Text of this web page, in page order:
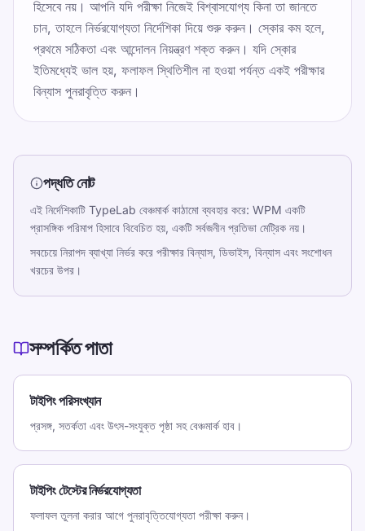
হিসেবে নয়। আপনি যদি পরীক্ষা নিজেই বিশ্বাসযোগ্য কিনা তা জানতে
চান, তাহলে নির্ভরযোগ্যতা নির্দেশিকা দিয়ে শুরু করুন। স্কোর কম হলে,
প্রথমে সঠিকতা এবং আন্দোলন নিয়ন্ত্রণ শক্ত করুন। যদি স্কোর
ইতিমধ্যেই ভাল হয়, ফলাফল স্থিতিশীল না হওয়া পর্যন্ত একই পরীক্ষার
বিন্যাস পুনরাবৃত্তি করুন।
পদ্ধতি নোট
এই নির্দেশিকাটি TypeLab বেঞ্চমার্ক কাঠামো ব্যবহার করে: WPM একটি
প্রাসঙ্গিক পরিমাপ হিসাবে বিবেচিত হয়, একটি সর্বজনীন প্রতিভা মেট্রিক নয়।
সবচেয়ে নিরাপদ ব্যাখ্যা নির্ভর করে পরীক্ষার বিন্যাস, ডিভাইস, বিন্যাস এবং সংশোধন
খরচের উপর।
সম্পর্কিত পাতা
টাইপিং পরিসংখ্যান
প্রসঙ্গ, সতর্কতা এবং উৎস-সংযুক্ত পৃষ্ঠা সহ বেঞ্চমার্ক হাব।
টাইপিং টেস্টের নির্ভরযোগ্যতা
ফলাফল তুলনা করার আগে পুনরাবৃত্তিযোগ্যতা পরীক্ষা করুন।